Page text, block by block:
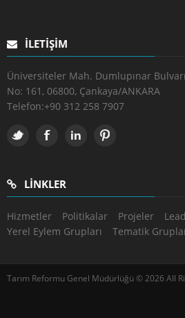
İLETIŞIM
Üniversiteler Mah. Dumlupınar Bulvarı
No: 161, 06800, Çankaya/ANKARA
Telefon:+90 312 258 7907
LINKLER
Hizmetler Politikalar Projeler
Yerel Eylem Grupları
Tematik
Tarım Reformu Genel Müdürlüğü © 2026 All